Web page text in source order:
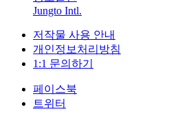
Jungto Intl.
저작물 사용 안내
개인정보처리방침
1:1 문의하기
페이스북
트위터